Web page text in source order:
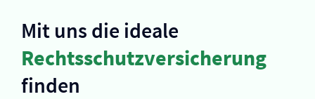
Mit uns die ideale
Rechtsschutz­versicherung
finden